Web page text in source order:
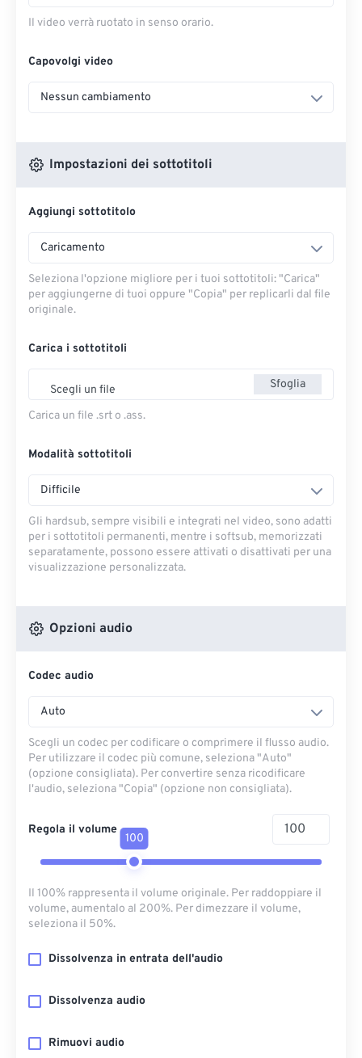
Il video verrà ruotato in senso orario.
Capovolgi video
Nessun cambiamento
Impostazioni dei sottotitoli
Aggiungi sottotitolo
Caricamento
Seleziona l'opzione migliore per i tuoi sottotitoli: "Carica" ​​
per aggiungerne di tuoi oppure "Copia" per replicarli dal file
originale.
Carica i sottotitoli
Scegli un file Sfoglia
Carica un file .srt o .ass.
Modalità sottotitoli
Difficile
Gli hardsub, sempre visibili e integrati nel video, sono adatti
per i sottotitoli permanenti, mentre i softsub, memorizzati
separatamente, possono essere attivati ​​o disattivati ​​per una
visualizzazione personalizzata.
Opzioni audio
Codec audio
Auto
Scegli un codec per codificare o comprimere il flusso audio.
Per utilizzare il codec più comune, seleziona "Auto"
(opzione consigliata). Per convertire senza ricodificare
l'audio, seleziona "Copia" (opzione non consigliata).
Regola il volume
100
Il 100% rappresenta il volume originale. Per raddoppiare il
volume, aumentalo al 200%. Per dimezzare il volume,
seleziona il 50%.
Dissolvenza in entrata dell'audio
Dissolvenza audio
Rimuovi audio